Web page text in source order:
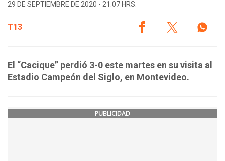
29 DE SEPTIEMBRE DE 2020 - 21:07 HRS.
T13
El “Cacique” perdió 3-0 este martes en su visita al
Estadio Campeón del Siglo, en Montevideo.
PUBLICIDAD